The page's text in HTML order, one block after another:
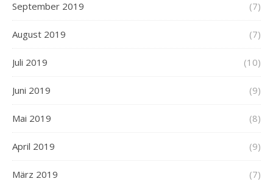
September 2019 (7)
August 2019 (7)
Juli 2019 (10)
Juni 2019 (9)
Mai 2019 (8)
April 2019 (9)
März 2019 (7)